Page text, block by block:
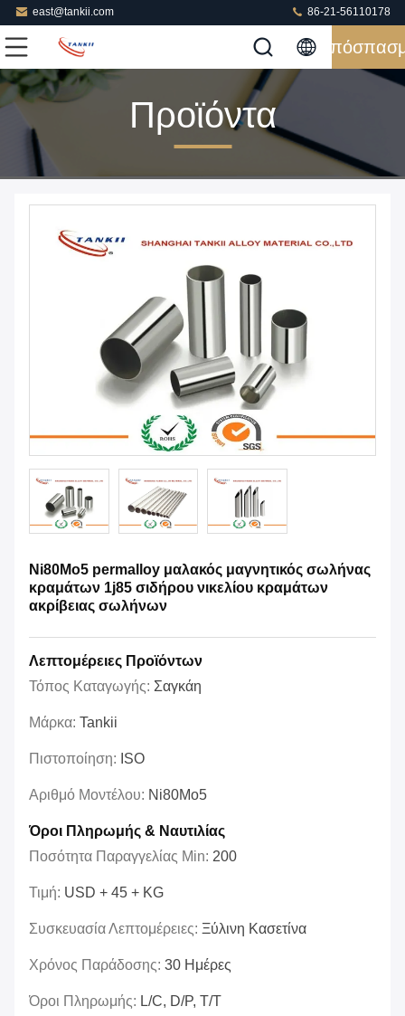
east@tankii.com 86-21-56110178
Προϊόντα
Ni80Mo5 permalloy μαλακός μαγνητικός σωλήνας
κραμάτων 1j85 σιδήρου νικελίου κραμάτων
ακρίβειας σωλήνων
Λεπτομέρειες Προϊόντων
Τόπος Καταγωγής: Σαγκάη
Μάρκα: Tankii
Πιστοποίηση: ISO
Αριθμό Μοντέλου: Ni80Mo5
Όροι Πληρωμής & Ναυτιλίας
Ποσότητα Παραγγελίας Min: 200
Τιμή: USD + 45 + KG
Συσκευασία Λεπτομέρειες: Ξύλινη Κασετίνα
Χρόνος Παράδοσης: 30 Ημέρες
Όροι Πληρωμής: L/C, D/P, T/T